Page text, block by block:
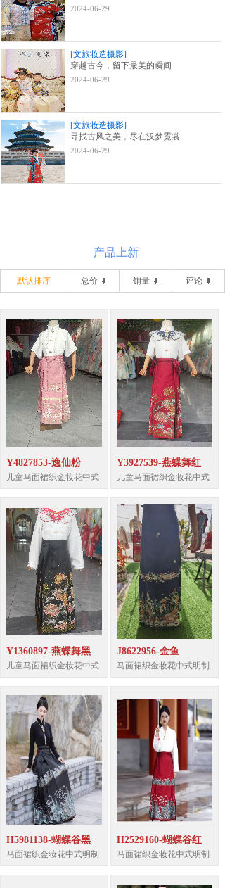
2024-06-29
[文旅妆造摄影]
穿越古今，留下最美的瞬间
2024-06-29
[文旅妆造摄影]
寻找古风之美，尽在汉梦霓裳
2024-06-29
产品上新
默认排序 总价 销量 评论
Y4827853-逸仙粉
儿童马面裙织金妆花中式
Y3927539-燕蝶舞红
儿童马面裙织金妆花中式
Y1360897-燕蝶舞黑
儿童马面裙织金妆花中式
J8622956-金鱼
马面裙织金妆花中式明制
H5981138-蝴蝶谷黑
马面裙织金妆花中式明制
H2529160-蝴蝶谷红
马面裙织金妆花中式明制